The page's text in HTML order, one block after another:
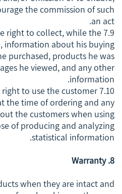
the commission of such
an act.
right to collect, while the
information about his buying
purchased, products he was
he viewed, and any other
information.
right to use the customer
the time of ordering and any
the customers when using
of producing and analyzing
statistical information.
8. Warranty
when they are intact and